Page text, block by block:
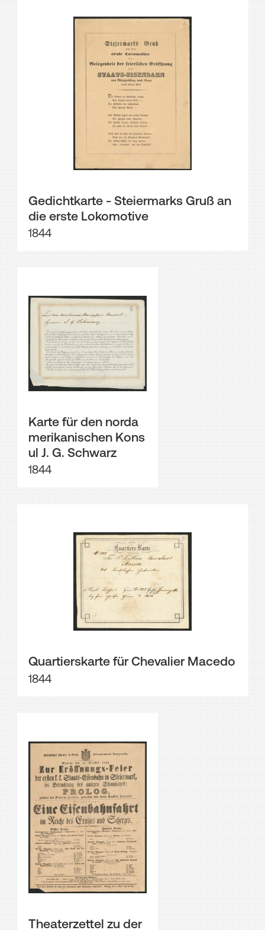
Gedichtkarte - Steiermarks Gruß an
die erste Lokomotive
1844
Karte für den norda
merikanischen Kons
ul J. G. Schwarz
1844
Quartierskarte für Chevalier Macedo
1844
Theaterzettel zu der